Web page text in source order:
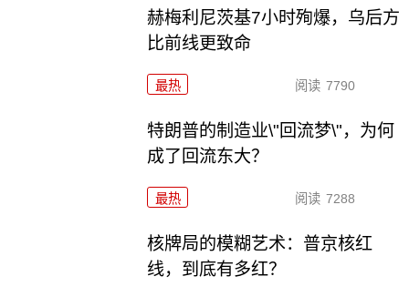
赫梅利尼茨基7小时殉爆，乌后方
比前线更致命
最热 阅读 7790
特朗普的制造业\"回流梦\"，为何
成了回流东大？
最热 阅读 7288
核牌局的模糊艺术：普京核红
线，到底有多红？